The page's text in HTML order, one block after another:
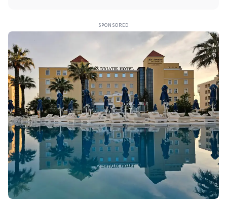
SPONSORED